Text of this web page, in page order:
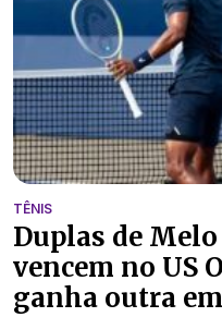
TÊNIS
Duplas de
vencem no US
ganha outra